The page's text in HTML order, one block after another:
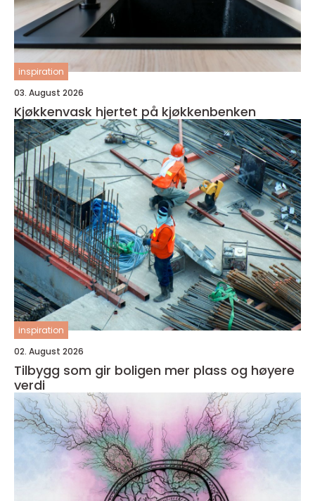
inspiration
03. August 2026
Kjøkkenvask hjertet på kjøkkenbenken
inspiration
02. August 2026
Tilbygg som gir boligen mer plass og høyere
verdi